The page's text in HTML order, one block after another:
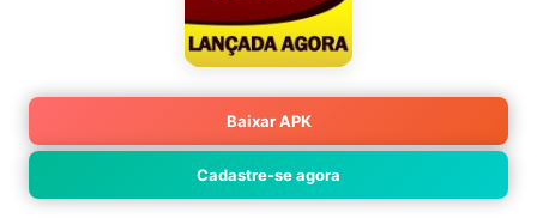
Baixar APK
Cadastre-se agora